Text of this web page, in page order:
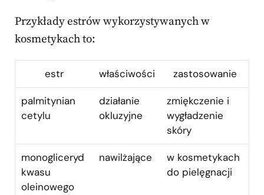
Przykłady estrów wykorzystywanych w
kosmetykach to:
estr właściwości zastosowanie
palmitynian
cetylu
działanie
okluzyjne
zmiękczenie i
wygładzenie
skóry
monogliceryd
kwasu
oleinowego
nawilżające
w kosmetykach
do pielęgnacji